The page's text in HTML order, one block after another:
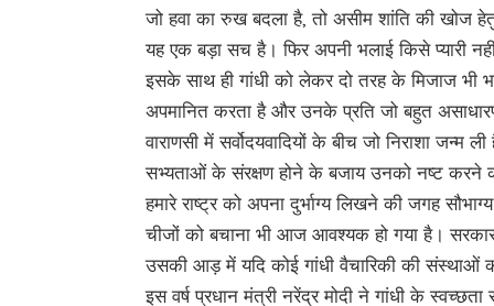
जो हवा का रुख बदला है, तो असीम शांति की खोज हेतु
यह एक बड़ा सच है। फिर अपनी भलाई किसे प्यारी
इसके साथ ही गांधी को लेकर दो तरह के मिजाज भी
अपमानित करता है और उनके प्रति जो बहुत
वाराणसी में सर्वोदयवादियों के बीच जो निराशा
सभ्यताओं के संरक्षण होने के बजाय उनको नष्ट करने
हमारे राष्ट्र को अपना दुर्भाग्य लिखने की जगह
चीजों को बचाना भी आज आवश्यक हो गया है।
उसकी आड़ में यदि कोई गांधी वैचारिकी की संस्थाओं
इस वर्ष प्रधान मंत्री नरेंद्र मोदी ने गांधी के